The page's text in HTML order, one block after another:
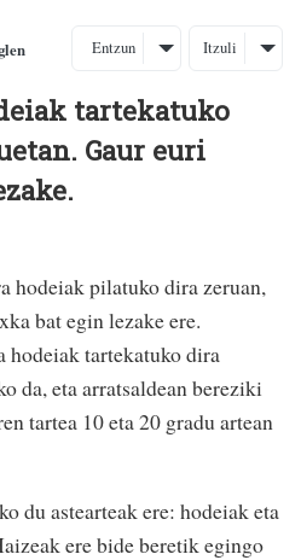
Entzun Itzuli
tartekatuko
Gaur euri
hodeiak pilatuko dira zeruan,
bat egin lezake ere.
hodeiak tartekatuko dira
da, eta arratsaldean bereziki
tartea 10 eta 20 gradu artean
du astearteak ere: hodeiak eta
ere bide beretik egingo